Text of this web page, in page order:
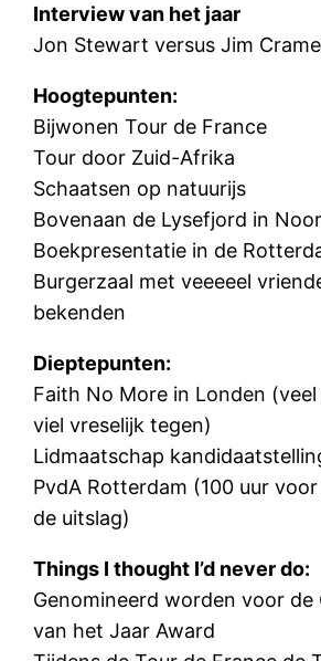
Interview van het jaar
Jon Stewart versus Jim
Hoogtepunten:
Bijwonen Tour de France
Tour door Zuid-Afrika
Schaatsen op natuurijs
Bovenaan de Lysefjord in
Boekpresentatie in de
Burgerzaal met veeeeel
bekenden
Dieptepunten:
Faith No More in Londen
viel vreselijk tegen)
Lidmaatschap
PvdA Rotterdam (100 uur
de uitslag)
Things I thought I’d never do:
Genomineerd worden voor de
van het Jaar Award